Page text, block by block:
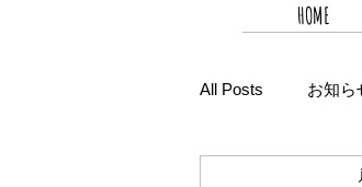
HOME
All Posts お知ら